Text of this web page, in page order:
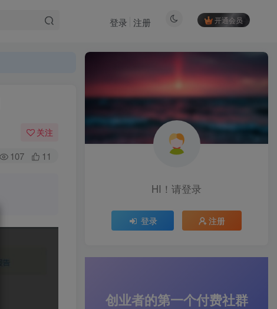
开通会员
登录 注册
关注
107 11
HI！请登录
登录 注册
创业者的第一个付费社群